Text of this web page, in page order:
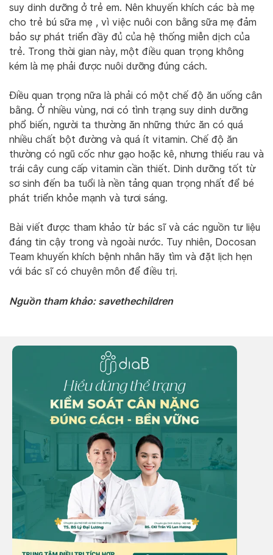
suy dinh dưỡng ở trẻ em. Nên khuyến khích các bà mẹ
cho trẻ bú sữa mẹ , vì việc nuôi con bằng sữa mẹ đảm
bảo sự phát triển đầy đủ của hệ thống miễn dịch của
trẻ. Trong thời gian này, một điều quan trọng không
kém là mẹ phải được nuôi dưỡng đúng cách.
Điều quan trọng nữa là phải có một chế độ ăn uống cân
bằng. Ở nhiều vùng, nơi có tình trạng suy dinh dưỡng
phổ biến, người ta thường ăn những thức ăn có quá
nhiều chất bột đường và quá ít vitamin. Chế độ ăn
thường có ngũ cốc như gạo hoặc kê, nhưng thiếu rau và
trái cây cung cấp vitamin cần thiết. Dinh dưỡng tốt từ
sơ sinh đến ba tuổi là nền tảng quan trọng nhất để bé
phát triển khỏe mạnh và tươi sáng.
Bài viết được tham khảo từ bác sĩ và các nguồn tư liệu
đáng tin cậy trong và ngoài nước. Tuy nhiên, Docosan
Team khuyến khích bệnh nhân hãy tìm và đặt lịch hẹn
với bác sĩ có chuyên môn để điều trị.
Nguồn tham khảo: savethechildren